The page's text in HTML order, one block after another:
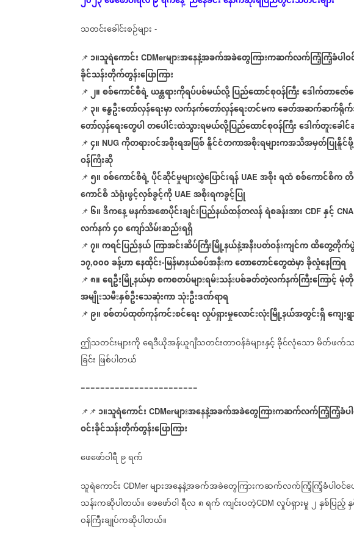
သတင်းခေါင်းစဉ်များ -
📌 ၁။သူရဲကောင်း CDMerများအနေနဲ့အခက်အခဲတွေကြားကဆက်လက်ကြံ့ကြံ့ခံပါဝ
ခိုင်သန်းတိုက်တွန်းပြောကြား
📌 ၂။စစ်ကောင်စီရဲ့ယန္တရားကိုရပ်ပစ်မယ်လို့ပြည်ထောင်စုဝန်ကြီးဒေါက်တာဇော်
📌 ၃။နွေဦးတော်လှန်ရေးမှာလက်နက်တော်လှန်ရေးတင်မကခေတ်အဆက်ဆက်ရိုက်
တော်လှန်ရေးတွေပါတပေါင်းထဲသွားရမယ်လို့ပြည်ထောင်စုဝန်ကြီးဒေါက်တူးခေါ
📌 ၄။ NUG ကိုတရားဝင်အစိုးရအဖြစ်နိူင်ငံတကာအစိုးရများကအသိအမှတ်ပြုနိူင်
ဝန်ကြီးဆို
📌 ၅။စစ်ကောင်စီရဲ့ပိုင်ဆိုင်မှုများလွှဲပြောင်းရန် UAE အစိုးရထံစစ်ကောင်စီက
ကောင်စီသံရုံးဖွင့်လှစ်ခွင့်ကို UAE အစိုးရကခွင့်ပြု
📌 ၆။ဒီကနေ့မနက်အစောပိုင်းချင်းပြည်နယ်ထန်တလန်ရဲစခန်းအား CDF နှင့် CNA
လက်နက်၄၀ကျော်သိမ်းဆည်းရရှိ
📌 ၇။ကရင်ပြည်နယ်ကြာအင်းဆိပ်ကြီးမြို့နယ်နဲ့အနီးပတ်ဝန်းကျင်ကထိတွေ့တိုက်ပွဲ
၁၇,၀၀၀ခန့်ဟာနေထိုင်း-မြန်မာနယ်စပ်အနီးကတောတောင်တွေထဲမှာခိုလှုံနေကြရ
📌 ၈။ရေဦးမြို့နယ်မှာစကစတပ်များရမ်းသန်းပစ်ခတ်တဲ့လက်နက်ကြီးကြောင့်မုံ
အမျိုးသမီးနှစ်ဦးသေဆုံးကာသုံးဦးဒဏ်ရာရ
📌 ၉။စစ်တပ်ထုတ်ကုန်ကင်းစင်ရေးလှုပ်ရှားမှုလောင်းလုံးမြို့နယ်အတွင်းရှိကျေးရွ
ဤသတင်းများကိုရေဒီယိုအန်ယူဂျီသတင်းတာဝန်ခံများနှင့်ခိုင်လုံသောမိတ်ဖက်သတ
ခြင်း ဖြစ်ပါတယ်
========================
📌📌 ၁။သူရဲကောင်း CDMerများအနေနဲ့အခက်အခဲတွေကြားကဆက်လက်ကြံ့ကြံ့ခံပါ
ဝင်းခိုင်သန်းတိုက်တွန်းပြောကြား
ဖေဖော်ဝါရီ ၉ရက်
သူရဲကောင်း CDMerများအနေနဲ့အခက်အခဲတွေကြားကဆက်လက်ကြံ့ကြံ့ခံပါဝင်ပ
သန်းကဆိုပါတယ်။ဖေဖော်ဝါရီလ၈ရက်ကျင်းပတဲ့CDM လှုပ်ရှားမှု၂နှစ်ပြည့်
ဝန်ကြီးချုပ်ကဆိုပါတယ်။